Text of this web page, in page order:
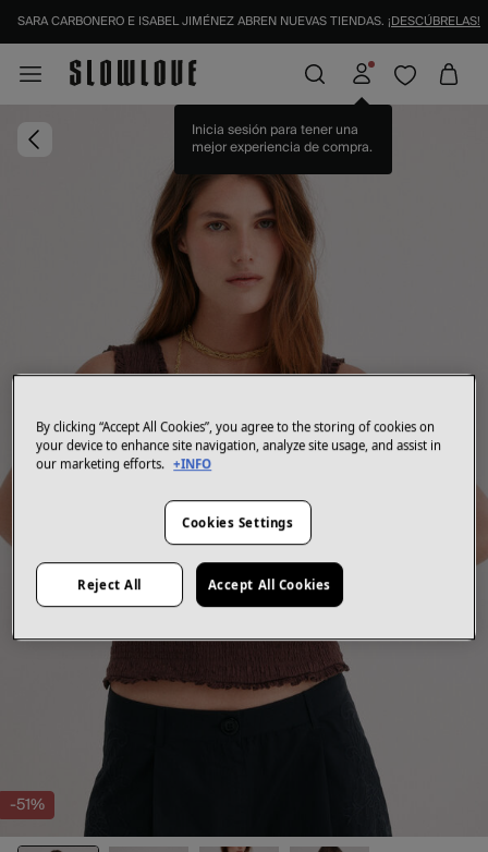
SARA CARBONERO E ISABEL JIMÉNEZ ABREN NUEVAS TIENDAS. ¡DESCÚBRELAS!
Inicia sesión para tener una
mejor experiencia de compra.
-51%
By clicking “Accept All Cookies”, you agree to the storing of cookies on
your device to enhance site navigation, analyze site usage, and assist in
our marketing efforts. +INFO
Cookies Settings
Reject All Accept All Cookies